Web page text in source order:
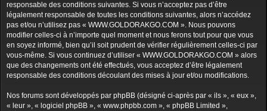
c
h
e
r
responsable des conditions suivantes. Si vous n’acceptez pas d’être
légalement responsable de toutes les conditions suivantes, alors n’accédez
pas et/ou n’utilisez pas « WWW.GOLDORAKGO.COM ». Nous pouvons
modifier celles-ci à n’importe quel moment et nous ferons tout pour que vous
en soyez informé, bien qu’il soit prudent de vérifier régulièrement celles-ci par
vous-même. Si vous continuez d’utiliser « WWW.GOLDORAKGO.COM » alors
que des changements ont été effectués, vous acceptez d’être légalement
responsable des conditions découlant des mises à jour et/ou modifications.
Nos forums sont développés par phpBB (désigné ci-après par « ils », « eux »,
« leur », « logiciel phpBB », « www.phpbb.com », « phpBB Limited »,